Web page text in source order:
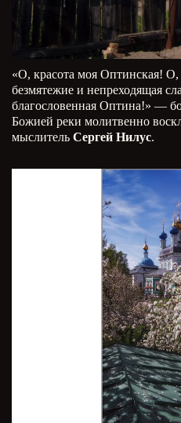
«О, красота моя Оптинская!
безмятежие и непреходящая
благословенная Оптина!» —
Божией реки молитвенно
мыслитель Сергей Нилус.